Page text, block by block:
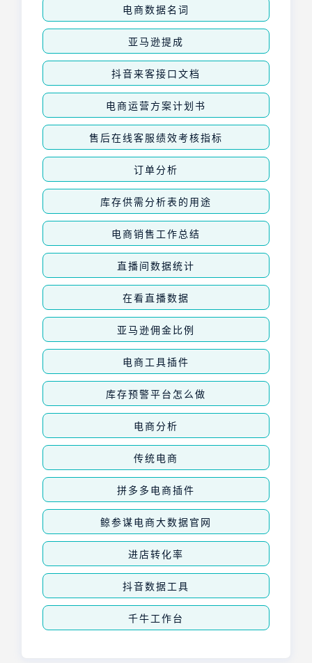
电商数据名词
亚马逊提成
抖音来客接口文档
电商运营方案计划书
售后在线客服绩效考核指标
订单分析
库存供需分析表的用途
电商销售工作总结
直播间数据统计
在看直播数据
亚马逊佣金比例
电商工具插件
库存预警平台怎么做
电商分析
传统电商
拼多多电商插件
鲸参谋电商大数据官网
进店转化率
抖音数据工具
千牛工作台